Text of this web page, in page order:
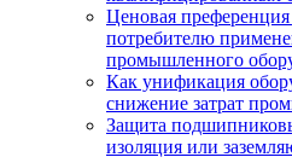
Ценовая преференция
потребителю
промышленного
Как унификация
снижение затрат
Защита
изоляция или